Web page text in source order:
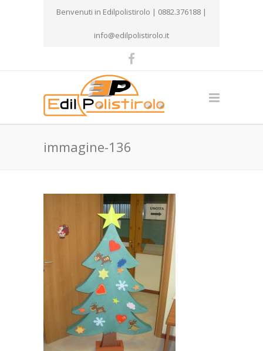
Benvenuti in Edilpolistirolo | 0882.376188 |
info@edilpolistirolo.it
immagine-136